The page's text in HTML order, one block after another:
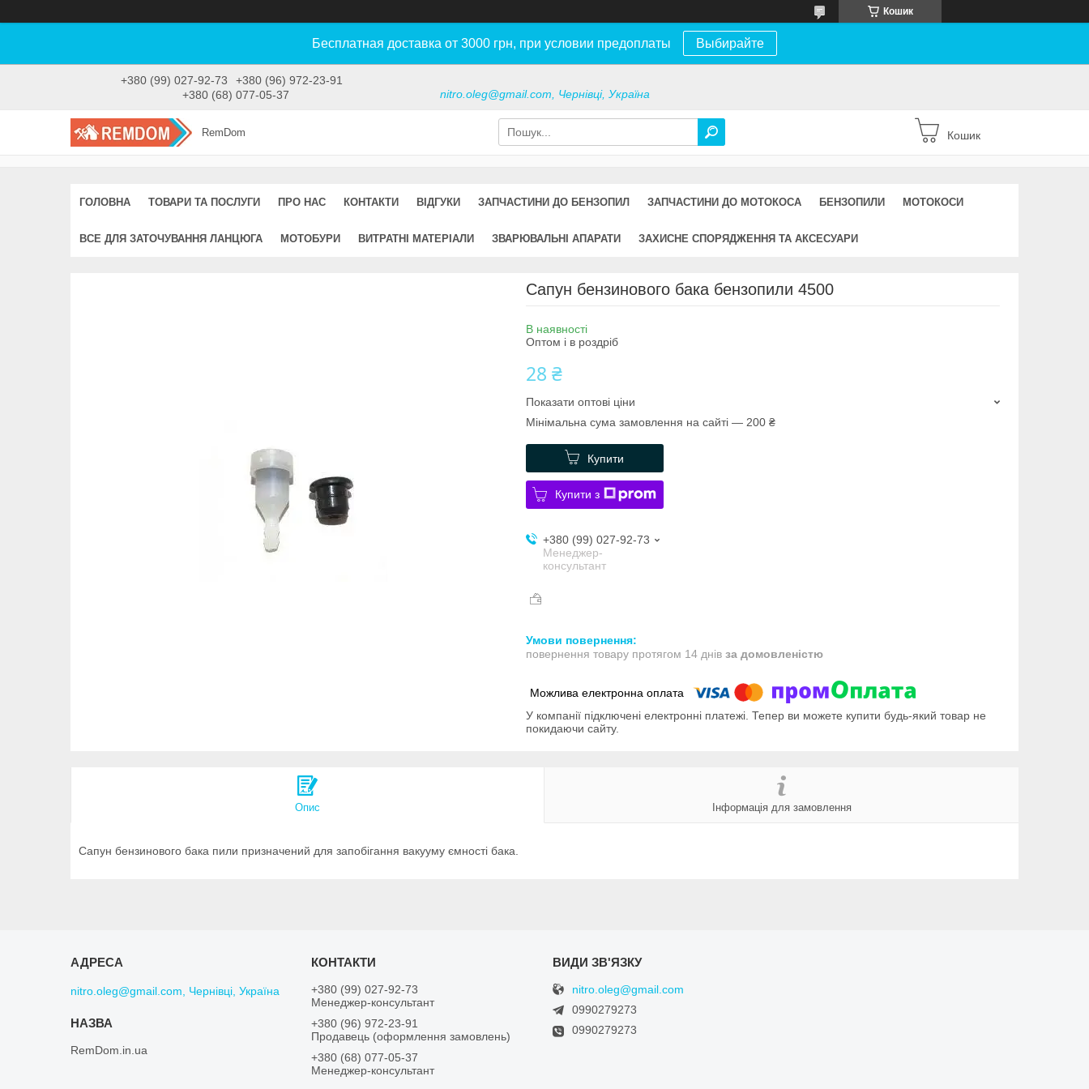
Кошик
Бесплатная доставка от 3000 грн, при условии предоплаты Выбирайте
+380 (99) 027-92-73
+380 (96) 972-23-91
+380 (68) 077-05-37
nitro.oleg@gmail.com, Чернівці, Україна
RemDom Кошик
ГОЛОВНА ТОВАРИ ТА ПОСЛУГИ ПРО НАС КОНТАКТИ ВІДГУКИ ЗАПЧАСТИНИ ДО БЕНЗОПИЛ ЗАПЧАСТИНИ ДО МОТОКОСА БЕНЗОПИЛИ МОТОКОСИ
ВСЕ ДЛЯ ЗАТОЧУВАННЯ ЛАНЦЮГА МОТОБУРИ ВИТРАТНІ МАТЕРІАЛИ ЗВАРЮВАЛЬНІ АПАРАТИ ЗАХИСНЕ СПОРЯДЖЕННЯ ТА АКСЕСУАРИ
Сапун бензинового бака бензопили 4500
В наявності
Оптом і в роздріб
28 ₴
Показати оптові ціни
Мінімальна сума замовлення на сайті — 200 ₴
Купити
Купити з
+380 (99) 027-92-73
Менеджер-
консультант
повернення товару протягом 14 днів за домовленістю
У компанії підключені електронні платежі. Тепер ви можете купити будь-який товар не
покидаючи сайту.
Опис Інформація для замовлення
Сапун бензинового бака пили призначений для запобігання вакууму ємності бака.
nitro.oleg@gmail.com, Чернівці, Україна
RemDom.in.ua
+380 (99) 027-92-73
Менеджер-консультант
+380 (96) 972-23-91
Продавець (оформлення замовлень)
+380 (68) 077-05-37
Менеджер-консультант
nitro.oleg@gmail.com
0990279273
0990279273